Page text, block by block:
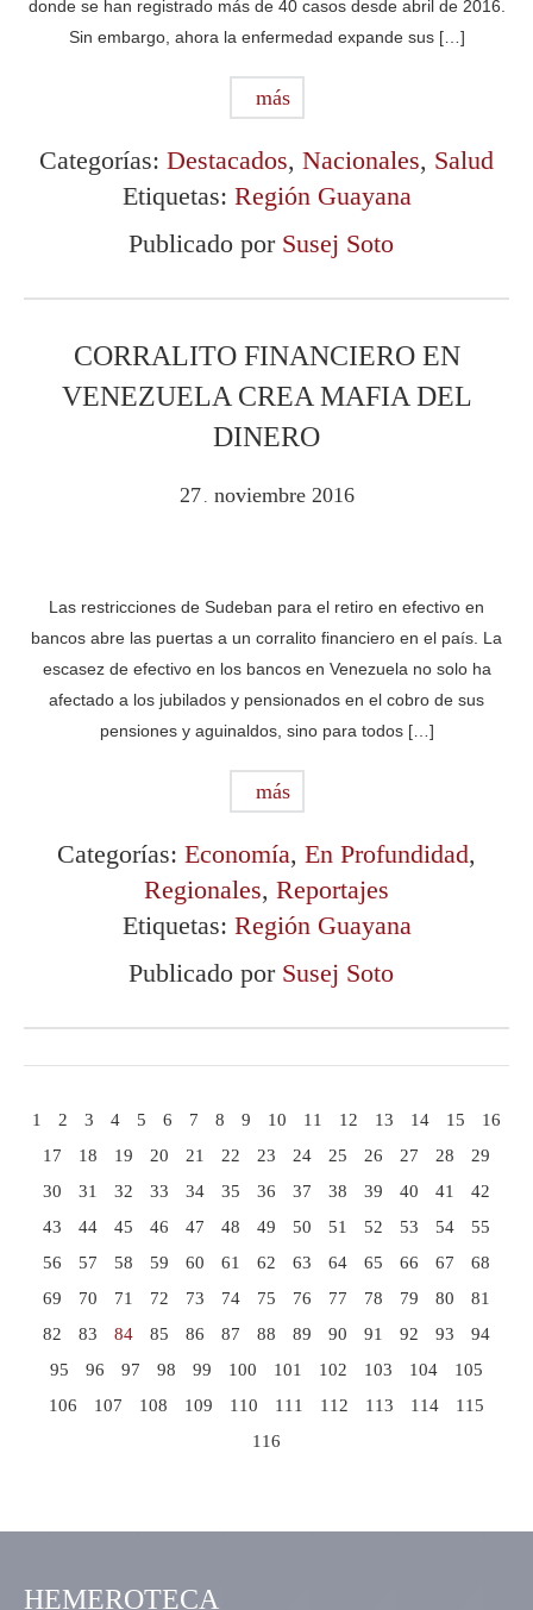
donde se han registrado más de 40 casos desde abril de 2016.
Sin embargo, ahora la enfermedad expande sus […]
más
Categorías: Destacados, Nacionales, Salud
Etiquetas: Región Guayana
Publicado por Susej Soto
CORRALITO FINANCIERO EN
VENEZUELA CREA MAFIA DEL
DINERO
27 . noviembre 2016
Las restricciones de Sudeban para el retiro en efectivo en
bancos abre las puertas a un corralito financiero en el país. La
escasez de efectivo en los bancos en Venezuela no solo ha
afectado a los jubilados y pensionados en el cobro de sus
pensiones y aguinaldos, sino para todos […]
más
Categorías: Economía, En Profundidad,
Regionales, Reportajes
Etiquetas: Región Guayana
Publicado por Susej Soto
1 2 3 4 5 6 7 8 9 10 11 12 13 14 15
16
17
18 19 20 21 22 23 24 25 26 27 28
29
30
31 32 33 34 35 36 37 38 39 40 41
42
43
44 45 46 47 48 49 50 51 52 53 54
55
56
57 58 59 60 61 62 63 64 65 66 67
68
69
70 71 72 73 74 75 76 77 78 79 80
81
82
83 84 85 86 87 88 89 90 91 92 93
94
95
96 97 98 99 100 101 102 103 104
105
106
107 108 109 110 111 112 113 114
115
116
HEMEROTECA